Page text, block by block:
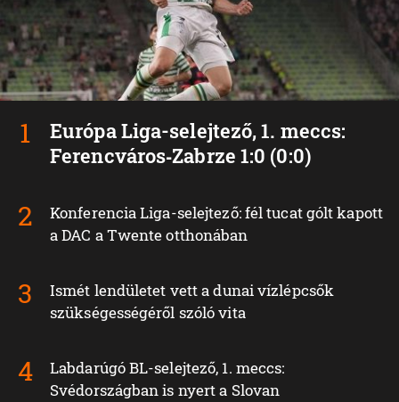
Európa Liga-selejtező, 1. meccs:
Ferencváros‑Zabrze 1:0 (0:0)
Konferencia Liga-selejtező: fél tucat gólt kapott
a DAC a Twente otthonában
Ismét lendületet vett a dunai vízlépcsők
szükségességéről szóló vita
Labdarúgó BL-selejtező, 1. meccs:
Svédországban is nyert a Slovan